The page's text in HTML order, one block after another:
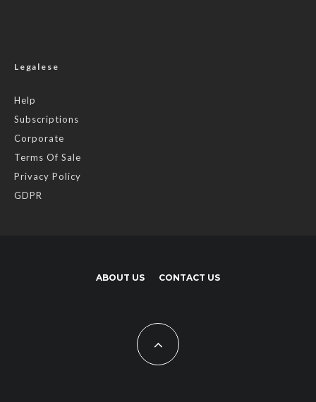
Legalese
Help
Subscriptions
Corporate
Terms Of Sale
Privacy Policy
GDPR
ABOUT US CONTACT US